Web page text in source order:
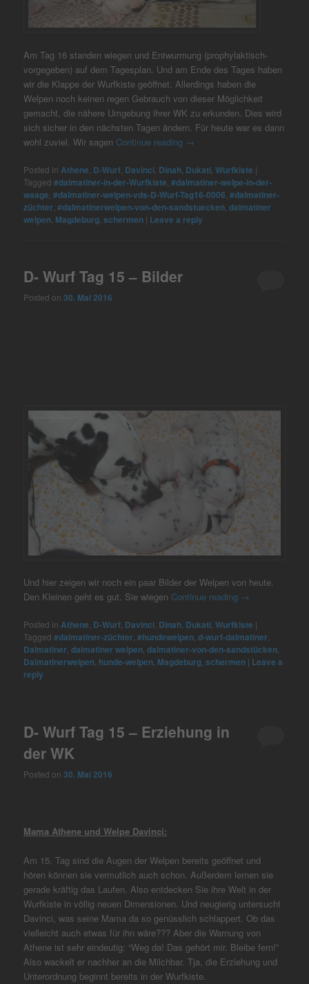
Am Tag 16 standen wiegen und Entwurmung (prophylaktisch-
vorgegeben) auf dem Tagesplan. Und am Ende des Tages haben
wir die Klappe der Wurfkiste geöffnet. Allerdings haben die
Welpen noch keinen regen Gebrauch von dieser Möglichkeit
gemacht, die nähere Umgebung ihrer WK zu erkunden. Dies wird
sich sicher in den nächsten Tagen ändern. Für heute war es dann
wohl zuviel. Wir sagen Continue reading →
Posted in Athene D-Wurf Davinci Dinah Dukati ,Wurfkiste |
Tagged #dalmatiner-in-der-Wurfkiste ,#dalmatiner-welpe-in-der-
waage ,#dalmatiner-welpen-vds-D-Wurf-Tag16-0006 ,#dalmatiner-
züchter ,#dalmatinerwelpen-von-den-sandstuecken ,dalmatiner
welpen Magdeburg ,schermen | Leave a reply
D- Wurf Tag 15 – Bilder
Posted on30. Mai 2016
Und hier zeigen wir noch ein paar Bilder der Welpen von heute.
Den Kleinen geht es gut. Sie wiegen Continue reading →
Posted in Athene, D-Wurf, Davinci, Dinah, Dukati,Wurfkiste |
Tagged #dalmatiner-züchter,#hundewelpen,d-wurf-dalmatiner,
Dalmatiner,dalmatiner welpen,dalmatiner-von-den-sandstücken,
Dalmatinerwelpen, hunde-welpen, Magdeburg,schermen | Leave a
reply
D- Wurf Tag 15 – Erziehung in
der WK
Posted on30. Mai 2016
Mama Athene und Welpe Davinci:
Am 15. Tag sind die Augen der Welpen bereits geöffnet und
hören können sie vermutlich auch schon. Außerdem lernen sie
gerade kräftig das Laufen. Also entdecken Sie ihre Welt in der
Wurfkiste in völlig neuen Dimensionen. Und neugierig untersucht
Davinci, was seine Mama da so genüsslich schlappert. Ob das
vielleicht auch etwas für ihn wäre??? Aber die Warnung von
Athene ist sehr eindeutig: “Weg da! Das gehört mir. Bleibe fern!”
Also wackelt er nachher an die Milchbar. Tja, die Erziehung und
Unterordnung beginnt bereits in der Wurfkiste.